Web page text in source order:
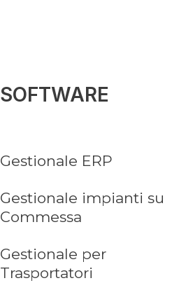
SOFTWARE
Gestionale ERP
Gestionale impianti su
Commessa
Gestionale per
Trasportatori